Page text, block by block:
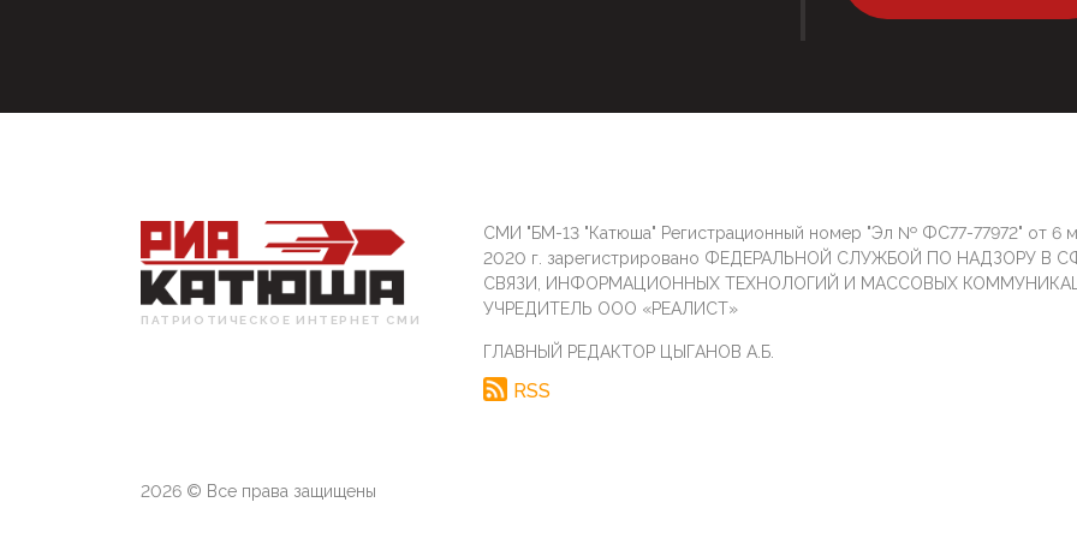
ПАТРИОТИЧЕСКОЕ ИНТЕРНЕТ СМИ
СМИ "БМ-13 "Катюша" Регистрационный номер "Эл № ФС77-77972" от 6
2020 г. зарегистрировано ФЕДЕРАЛЬНОЙ СЛУЖБОЙ ПО НАДЗОРУ В
СВЯЗИ, ИНФОРМАЦИОННЫХ ТЕХНОЛОГИЙ И МАССОВЫХ
УЧРЕДИТЕЛЬ ООО «РЕАЛИСТ»
ГЛАВНЫЙ РЕДАКТОР ЦЫГАНОВ А.Б.
RSS
2026 © Все права защищены